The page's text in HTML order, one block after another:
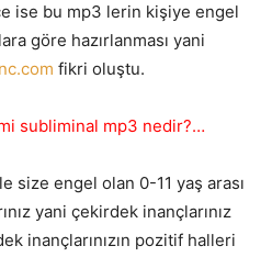
ise bu mp3 lerin kişiye engel
göre hazırlanması yani
fikri oluştu.
subliminal mp3 nedir?…
size engel olan 0-11 yaş arası
yani çekirdek inançlarınız
inançlarınızın pozitif halleri